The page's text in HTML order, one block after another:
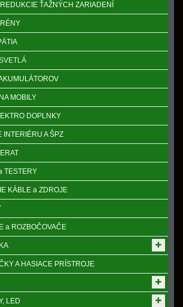
ŤAŽNÝCH ZARIADENÍ
MOBILY
DOPLNKY
INTERIÉRU A ŠPZ
TESTERY
KÁBLE a ZDROJE
a ROZBOČOVAČE
A HASIACE PRÍSTROJE
LED